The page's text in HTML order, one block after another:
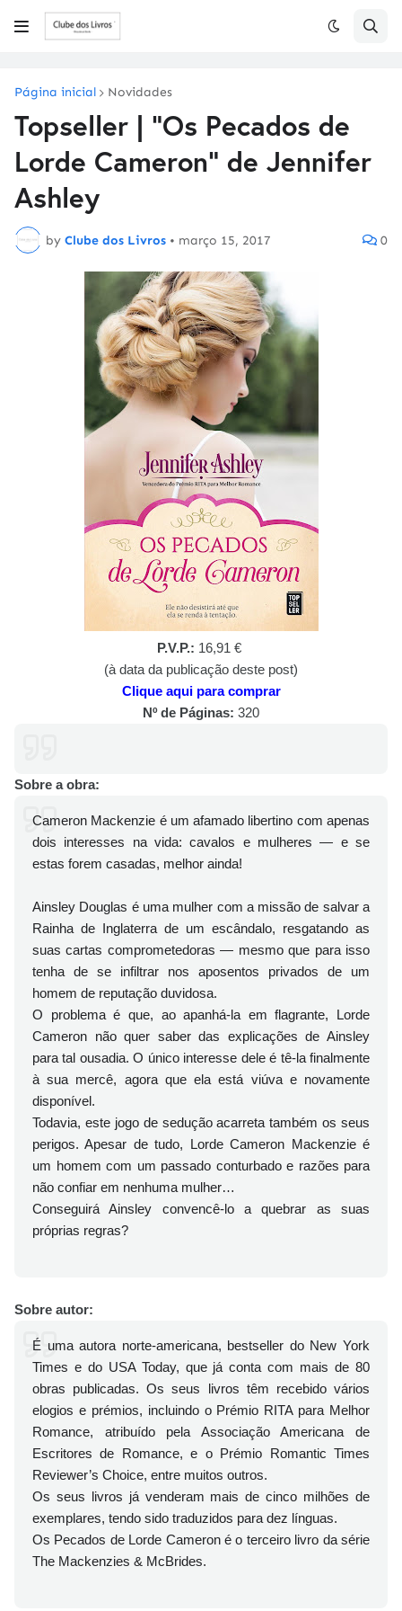
Página inicial Novidades
Topseller | "Os Pecados de
Lorde Cameron" de Jennifer
Ashley
by Clube dos Livros • março 15, 2017 0
P.V.P.: 16,91 €
(à data da publicação deste post)
Clique aqui para comprar
Nº de Páginas: 320
Sobre a obra:
Cameron Mackenzie é um afamado libertino com apenas
dois interesses na vida: cavalos e mulheres — e se
estas forem casadas, melhor ainda!
Ainsley Douglas é uma mulher com a missão de salvar a
Rainha de Inglaterra de um escândalo, resgatando as
suas cartas comprometedoras — mesmo que para isso
tenha de se infiltrar nos aposentos privados de um
homem de reputação duvidosa.
O problema é que, ao apanhá-la em flagrante, Lorde
Cameron não quer saber das explicações de Ainsley
para tal ousadia. O único interesse dele é tê-la finalmente
à sua mercê, agora que ela está viúva e novamente
disponível.
Todavia, este jogo de sedução acarreta também os seus
perigos. Apesar de tudo, Lorde Cameron Mackenzie é
um homem com um passado conturbado e razões para
não confiar em nenhuma mulher…
Conseguirá Ainsley convencê-lo a quebrar as suas
próprias regras?
Sobre autor:
É uma autora norte-americana, bestseller do New York
Times e do USA Today, que já conta com mais de 80
obras publicadas. Os seus livros têm recebido vários
elogios e prémios, incluindo o Prémio RITA para Melhor
Romance, atribuído pela Associação Americana de
Escritores de Romance, e o Prémio Romantic Times
Reviewer’s Choice, entre muitos outros.
Os seus livros já venderam mais de cinco milhões de
exemplares, tendo sido traduzidos para dez línguas.
Os Pecados de Lorde Cameron é o terceiro livro da série
The Mackenzies & McBrides.